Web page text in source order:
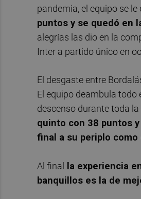
pandemia, el equipo se
puntos y se quedó en
alegrías las dio en la
Inter a partido único en
El desgaste entre
El equipo deambula
descenso durante toda
quinto con 38 puntos
final a su periplo
Al final
la experiencia
banquillos es la de